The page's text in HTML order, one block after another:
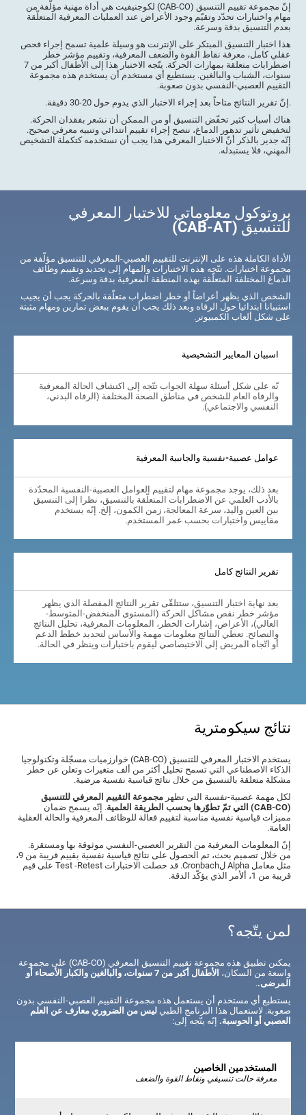
إنّ مجموعة تقييم التنسيق (CAB-CO) لكوجنيفيت هي أداة مهنية مؤلّفة من
مهام واختبارات تحدّد وتقيّم وجود الأعراض عند العمليات المعرفية المتعلّقة
بعدم التنسيق بدقة وسرعة.
هذا اختبار التنسيق المبتكر على الإنترنت هو وسيلة علمية تسمح إجراء فحص
عقلي كامل، معرفة نقاط القوة والضعف المعرفية، وتقييم مؤشر خطر
اضطرابات متعلقة بمهارات الحركة. يتّجه الاختبار هذا إلى الأطفال أكبر من 7
سنوات، الشباب والبالغين. يستطيع أي مستخدم أن يستخدم هذه مجموعة
التقييم العصبي-النفسي بدون صعوبة.
.إنّ تقرير النتائج متاحاً بعد إجراء الاختبار الذي يدوم حول 20-30 دقيقة.
هناك أسباب كثير تخفّض التنسيق أو من الممكن أن نشعر بفقدان الحركة.
لتخفيض تأثير تدهور الدماغ، ننصح إجراء تقييم اتتدائي وتنبيه معرفي صحيح.
إنّه جدير بالذكر أنّ الاختبار المعرفي هذا يجب أن نستخدمه كتكملة التشخيص
المهني، فلا يستبدله.
بروتوكول معلوماتي للاختبار المعرفي
للتنسيق (CAB-AT)
الأداة الكاملة هذه على الإنترنت للتقييم العصبي-المعرفي للتنسيق مؤلّفة من
مجموعة اختبارات. تتّجه هذه الاختبارات والمهام إلى تحديد وتقييم وظائف
الدماغ المختلفة المتعلّقة بهذه المنطقة المعرفية بدقة وسرعة.
الشخص الذي يظهر أعراضاً أو خطر اضطراب متعلّقة بالحركة يجب أن يجيب
استبيانا ابتدائيا حول الرفاه وبعد ذلك يجب أن يقوم ببعض تمارين ومهام مثبتة
على شكل ألعاب الكمبيوتر.
اسبيان المعايير التشخيصية
نّه على شكل أسئلة سهلة الجواب تتّجه إلى اكتشاف الحالة المعرفية
والرفاه العام للشخص في مناطق الصحة المختلفة (الرفاه البدني،
النفسي والاجتماعي).
عوامل عصبية-نفسية والجانبية المعرفية
بعد ذلك، يوجد مجموعة مهام لتقييم العوامل العصبية-النفسية المحدّدة
بالأدب العلمي عن الاضطرابات المتعلّقة بالتنسيق، نظرا إلى التنسيق
بين العين واليد، سرعة المعالجة، زمن الكمون، إلخ. إنّه يستخدم
مقاييس واختبارات بحسب عمر المستخدم.
تقرير النتائج كامل
بعد نهاية اختبار التنسيق، ستتلقّى تقرير النتائج المفصلة الذي يظهر
مؤشر خطر نقص مشاكل الحركة (المستوى المنخفض-المتوسط-
العالي)، الأعراض، إشارات الخطر، المعلومات المعرفية، تحليل النتائج
والنصائح. تعطي النتائج معلومات مهمة والأساس لتحديد خطط الدعم
أو اتّجاه المريض إلى الاختبصاصي ليقوم باختبارات وينظر في الحالة.
نتائج سيكومترية
يستخدم الاختبار المعرفي للتنسيق (CAB-CO) خوارزميات مسجّلة وتكنولوجيا
الذكاء الاصطناعي التي تسمح تحليل أكثر من ألف متغيرات وتعلن عن خطر
مشكلة متعلقة بالتنسيق من خلال نتائج قياسية نفسية مرضية.
لكل مهمة عصبية-نفسية التي تظهرمجموعة التقييم المعرفي للتنسيق
(CAB-CO) التي تمّ تطوّرها بحسب الطريقة العلمية
. إنّه يسمح ضمان
مميزات قياسية نفسية مناسبة لتقييم فعالة للوظائف المعرفية والحالة العقلية
العامة.
إنّ المعلومات المعرفية من التقرير العصبي-النفسي موثوقة بها ومستقرة.
من خلال تصميم بحث، تم الحصول على نتائج قياسية نفسية بقييم قريبة من 9،
مثل معامل Alpha لCronbach. قد حصلت الاختبارات Test -Retest على قيم
قريبة من 1، ألأمر الذي يؤكّد الدقة.
لمن يتّجه؟
يمكنن تطبيق هذه مجموعة تقييم التنسيق المعرفي (CAB-CO) على مجموعة
واسعة من السكان،
الأطفال أكبر من 7 سنوات، والبالغين والكبار الأصحاء أو
المرضى..
يستطيع أي مستخدم أن يستعمل هذه مجموعة التقييم العصبي-النفسي بدون
صعوبة. لاستعمال هذا البرنامج الطبيليس من الضروري معارف عن العلم
العصبي أو الحوسبة. إنّه يتّجه إلى:
المستخدمين الخاصين
معرفة حالت تنسيقي ونقاط القوة والضعف